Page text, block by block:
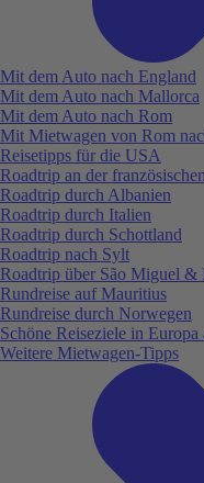
Mit dem Auto nach England
Mit dem Auto nach Mallorca
Mit dem Auto nach Rom
Mit Mietwagen von Rom
Reisetipps für die USA
Roadtrip an der
Roadtrip durch Albanien
Roadtrip durch Italien
Roadtrip durch Schottland
Roadtrip nach Sylt
Roadtrip über São Miguel &
Rundreise auf Mauritius
Rundreise durch Norwegen
Schöne Reiseziele in Europa
Weitere Mietwagen-Tipps